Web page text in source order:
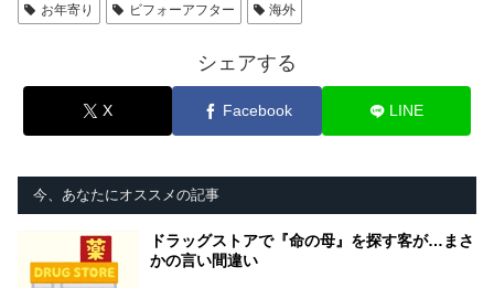
お年寄り ビフォーアフター 海外
シェアする
X Facebook LINE
今、あなたにオススメの記事
ドラッグストアで『命の母』を探す客が…まさ
かの言い間違い